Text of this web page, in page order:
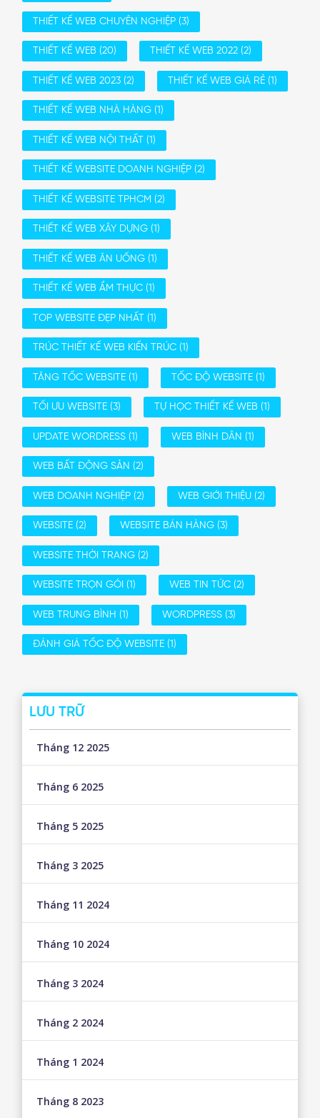
THIẾT KẾ WEB CHUYÊN NGHIỆP (3)
THIẾT KẾ WEB (20) THIẾT KẾ WEB 2022(2)
THIẾT KẾ WEB 2023 (2) THIẾT KẾ WEB GIÁ RẺ(1)
THIẾT KẾ WEB NHÀ HÀNG (1)
THIẾT KẾ WEB NỘI THẤT (1)
THIẾT KẾ WEBSITE DOANH NGHIỆP (2)
THIẾT KẾ WEBSITE TPHCM (2)
THIẾT KẾ WEB XÂY DỰNG (1)
THIẾT KẾ WEB ĂN UỐNG (1)
THIẾT KẾ WEB ẨM THỰC (1)
TOP WEBSITE ĐẸP NHẤT (1)
TRÚC THIẾT KẾ WEB KIẾN TRÚC (1)
TĂNG TỐC WEBSITE (1) TỐC ĐỘ WEBSITE(1)
TỐI ƯU WEBSITE (3) TỰ HỌC THIẾT KẾ WEB (1)
UPDATE WORDRESS (1) WEB BÌNH DÂN (1)
WEB BẤT ĐỘNG SẢN (2)
WEB DOANH NGHIỆP (2) WEB GIỚI THIỆU(2)
WEBSITE (2) WEBSITE BÁN HÀNG(3)
WEBSITE THỜI TRANG (2)
WEBSITE TRỌN GÓI (1) WEB TIN TỨC(2)
WEB TRUNG BÌNH (1) WORDPRESS(3)
ĐÁNH GIÁ TỐC ĐỘ WEBSITE (1)
LƯU TRỮ
Tháng 12 2025
Tháng 6 2025
Tháng 5 2025
Tháng 3 2025
Tháng 11 2024
Tháng 10 2024
Tháng 3 2024
Tháng 2 2024
Tháng 1 2024
Tháng 8 2023